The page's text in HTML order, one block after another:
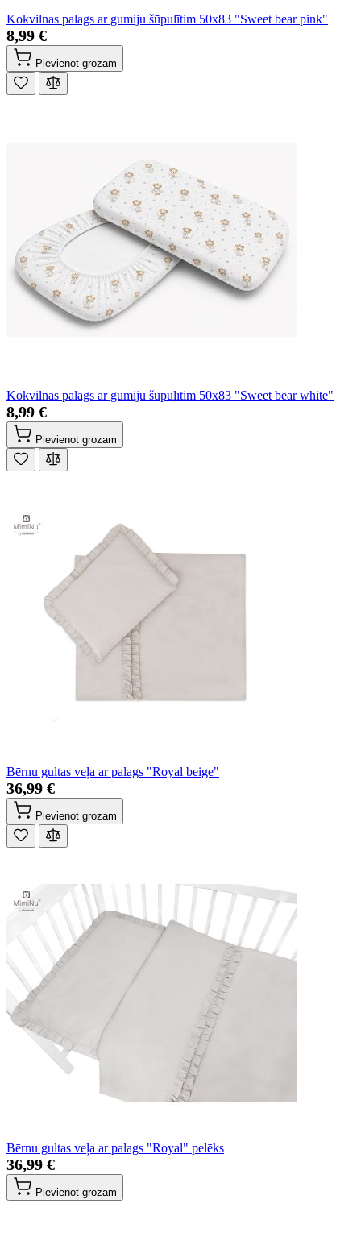
Kokvilnas palags ar gumiju šūpulītim 50x83 "Sweet bear pink"
8,99 €
Pievienot grozam
Kokvilnas palags ar gumiju šūpulītim 50x83 "Sweet bear white"
8,99 €
Pievienot grozam
Bērnu gultas veļa ar palags "Royal beige"
36,99 €
Pievienot grozam
Bērnu gultas veļa ar palags "Royal" pelēks
36,99 €
Pievienot grozam